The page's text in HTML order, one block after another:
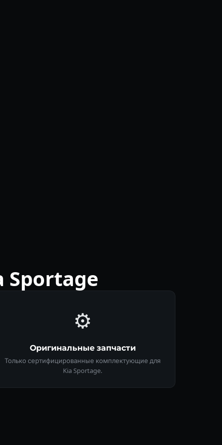
⚙️
Оригинальные запчасти
Только сертифицированные комплектующие для
Kia Sportage.